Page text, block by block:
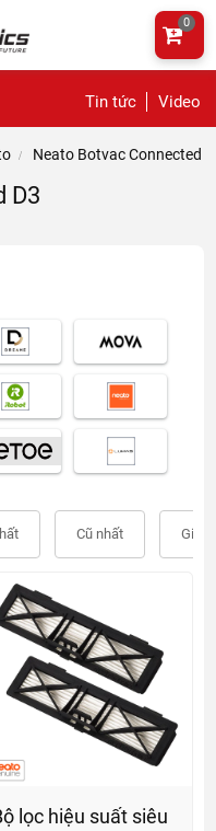
Tin tức Video
0
Neato Botvac Connected
D3
Cũ nhất Giá
lọc hiệu suất siêu